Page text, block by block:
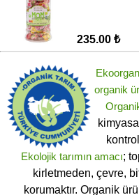
235.00 ₺
organik
Ekolojik tarımın amacı;
kirletmeden, çevre,
korumaktır. Organik